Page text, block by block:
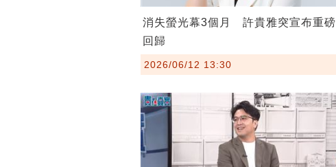
消失螢光幕3個月 許貴雅突宣布重磅
回歸
2026/06/12 13:30